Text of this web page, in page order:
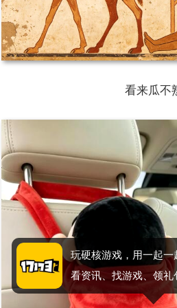
看来瓜不
玩硬核游戏，用一起一
看资讯、找游戏、领礼